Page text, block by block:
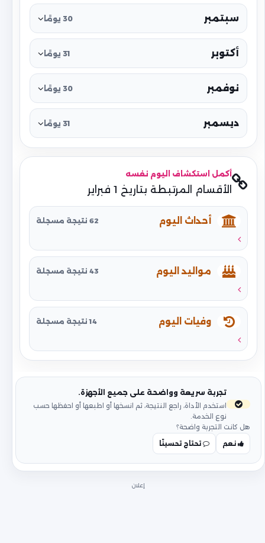
سبتمبر 30 يومًا
أكتوبر 31 يومًا
نوفمبر 30 يومًا
ديسمبر 31 يومًا
أكمل استكشاف اليوم نفسه
الأقسام المرتبطة بتاريخ 1 فبراير
أحداث اليوم 62 نتيجة مسجلة
مواليد اليوم 43 نتيجة مسجلة
وفيات اليوم 14 نتيجة مسجلة
تجربة سريعة وواضحة على جميع الأجهزة.
استخدم الأداة، راجع النتيجة، ثم انسخها أو اطبعها أو احفظها حسب
نوع الخدمة.
هل كانت التجربة واضحة؟
نعم
تحتاج تحسينًا
إعلان